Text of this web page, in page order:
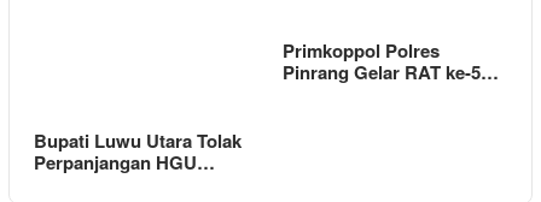
Bupati Luwu Utara Tolak
Perpanjangan HGU…
Primkoppol Polres
Pinrang Gelar RAT ke-5…